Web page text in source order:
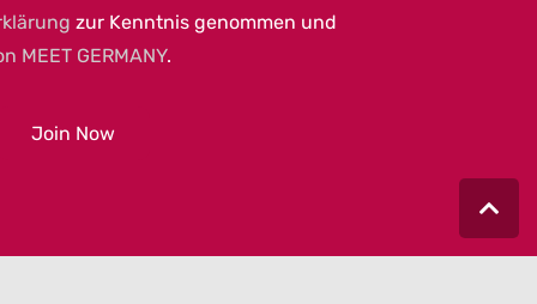
zur Kenntnis genommen und
MEET GERMANY.